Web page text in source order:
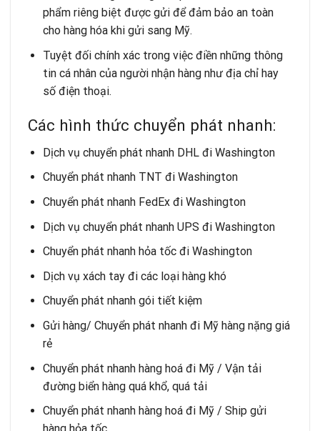
phẩm riêng biệt được gửi để đảm bảo an toàn
cho hàng hóa khi gửi sang Mỹ.
Tuyệt đối chính xác trong việc điền những thông
tin cá nhân của người nhận hàng như địa chỉ hay
số điện thoại.
Các hình thức chuyển phát nhanh:
Dịch vụ chuyển phát nhanh DHL đi Washington
Chuyển phát nhanh TNT đi Washington
Chuyển phát nhanh FedEx đi Washington
Dịch vụ chuyển phát nhanh UPS đi Washington
Chuyển phát nhanh hỏa tốc đi Washington
Dịch vụ xách tay đi các loại hàng khó
Chuyển phát nhanh gói tiết kiệm
Gửi hàng/ Chuyển phát nhanh đi Mỹ hàng nặng giá
rẻ
Chuyển phát nhanh hàng hoá đi Mỹ / Vận tải
đường biểnhàng quá khổ, quá tải
Chuyển phát nhanh hàng hoá đi Mỹ / Ship gửi